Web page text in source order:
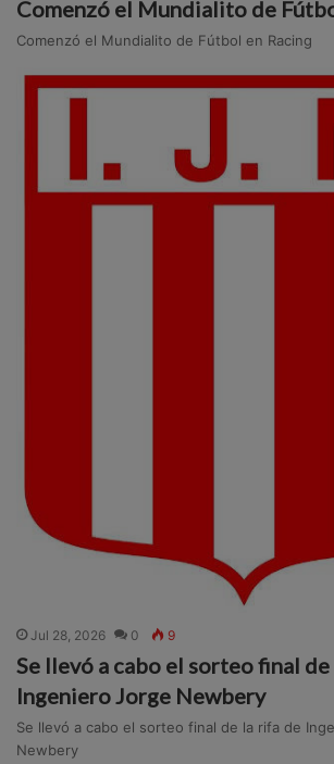
Comenzó el Mundialito de
Comenzó el Mundialito de Fútbol en Racing
Jul 28, 2026 0 9
Se llevó a cabo el sorteo final
Ingeniero Jorge Newbery
Se llevó a cabo el sorteo final de la rifa de
Newbery